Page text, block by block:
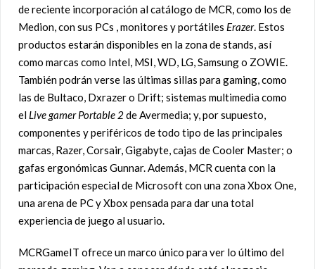
de reciente incorporación al catálogo de MCR, como los de
Medion, con sus PCs , monitores y portátiles Erazer. Estos
productos estarán disponibles en la zona de stands, así
como marcas como Intel, MSI, WD, LG, Samsung o ZOWIE.
También podrán verse las últimas sillas para gaming, como
las de Bultaco, Dxrazer o Drift; sistemas multimedia como
el Live gamer Portable 2de Avermedia; y, por supuesto,
componentes y periféricos de todo tipo de las principales
marcas, Razer, Corsair, Gigabyte, cajas de Cooler Master; o
gafas ergonómicas Gunnar. Además, MCR cuenta con la
participación especial de Microsoft con una zona Xbox One,
una arena de PC y Xbox pensada para dar una total
experiencia de juego al usuario.
MCRGameIT ofrece un marco único para ver lo último del